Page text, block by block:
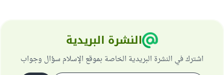
النشرة البريدية
اشترك في النشرة البريدية الخاصة بموقع الإسلام سؤال وجواب